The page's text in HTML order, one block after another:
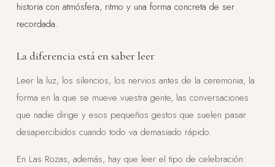
historia con atmósfera, ritmo y una forma concreta de ser
recordada.
La diferencia está en saber leer
Leer la luz, los silencios, los nervios antes de la ceremonia, la
forma en la que se mueve vuestra gente, las conversaciones
que nadie dirige y esos pequeños gestos que suelen pasar
desapercibidos cuando todo va demasiado rápido.
En Las Rozas, además, hay que leer el tipo de celebración: